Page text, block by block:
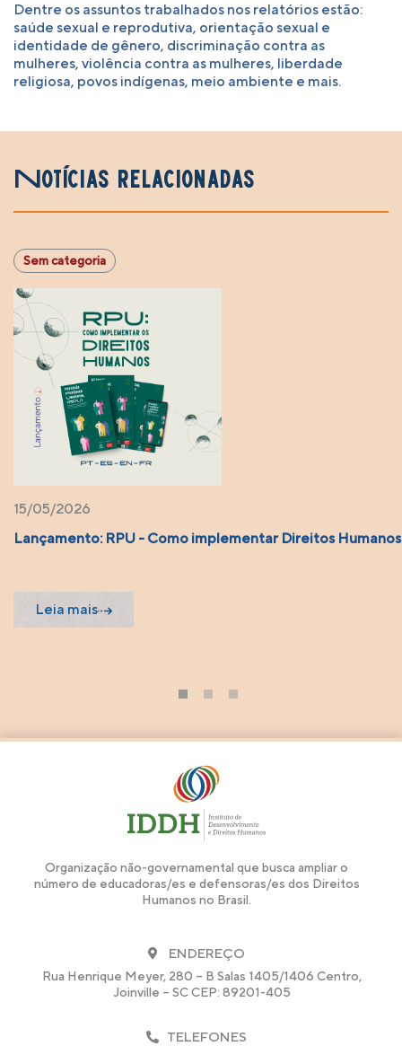
Dentre os assuntos trabalhados nos relatórios estão:
saúde sexual e reprodutiva, orientação sexual e
identidade de gênero, discriminação contra as
mulheres, violência contra as mulheres, liberdade
religiosa, povos indígenas, meio ambiente e mais.
Notícias relacionadas
Sem categoria
15/05/2026
Lançamento: RPU - Como implementar Direitos Humanos
Leia mais
3
Organização não-governamental que busca ampliar o
número de educadoras/es e defensoras/es dos Direitos
Humanos no Brasil.
ENDEREÇO
Rua Henrique Meyer, 280 – B Salas 1405/1406 Centro,
Joinville – SC CEP: 89201-405
TELEFONES